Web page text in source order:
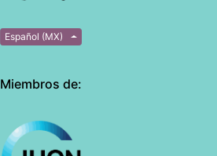
Español (MX)
Miembros de: